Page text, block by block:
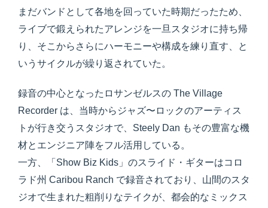
まだバンドとして各地を回っていた時期だったため、
ライブで鍛えられたアレンジを一旦スタジオに持ち帰
り、そこからさらにハーモニーや構成を練り直す、と
いうサイクルが繰り返されていた。
録音の中心となったロサンゼルスの The Village
Recorder は、当時からジャズ〜ロックのアーティス
トが行き交うスタジオで、Steely Dan もその豊富な機
材とエンジニア陣をフル活用している。
一方、「Show Biz Kids」のスライド・ギターはコロ
ラド州 Caribou Ranch で録音されており、山間のスタ
ジオで生まれた粗削りなテイクが、都会的なミックス